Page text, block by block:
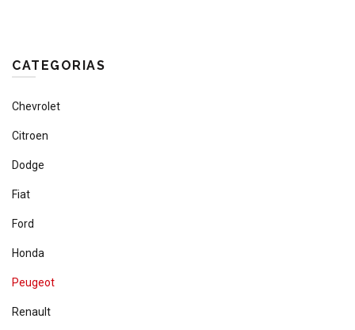
CATEGORIAS
Chevrolet
Citroen
Dodge
Fiat
Ford
Honda
Peugeot
Renault